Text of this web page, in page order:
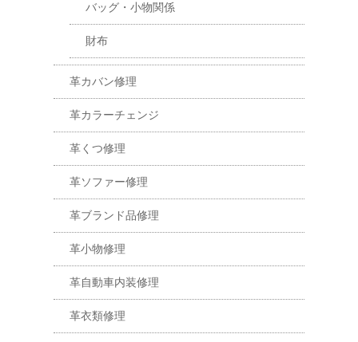
バッグ・小物関係
財布
革カバン修理
革カラーチェンジ
革くつ修理
革ソファー修理
革ブランド品修理
革小物修理
革自動車内装修理
革衣類修理